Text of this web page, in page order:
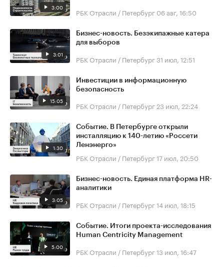
3:00 РБК Отрасли / Петербург 06 авг, 16:50
3:01
Бизнес-новость. Безэкипажные катера
для выборов
РБК Отрасли / Петербург31 июл, 12:51
15:05
Инвестиции в информационную
безопасность
РБК Отрасли / Петербург 23 июл, 22:24
1:30
Событие. В Петербурге открыли
инсталляцию к 140-летию «Россети
Ленэнерго»
РБК Отрасли / Петербург17 июл, 20:50
3:05
Бизнес-новость. Единая платформа HR-
аналитики
РБК Отрасли / Петербург14 июл, 18:15
5:00
Событие. Итоги проекта-исследования
Human Centricity Management
РБК Отрасли / Петербург13 июл, 16:47